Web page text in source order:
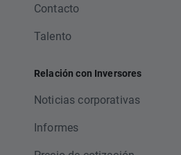
Contacto
Talento
Relación con Inversores
Noticias corporativas
Informes